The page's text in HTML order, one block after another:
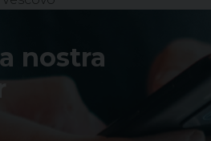
nostra